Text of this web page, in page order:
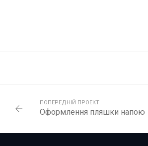
ПОПЕРЕДНІЙ ПРОЕКТ
Оформлення пляшки напою